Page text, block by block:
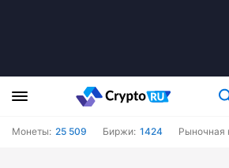
Монеты: 25 509 Биржи: 1424 Рыночная